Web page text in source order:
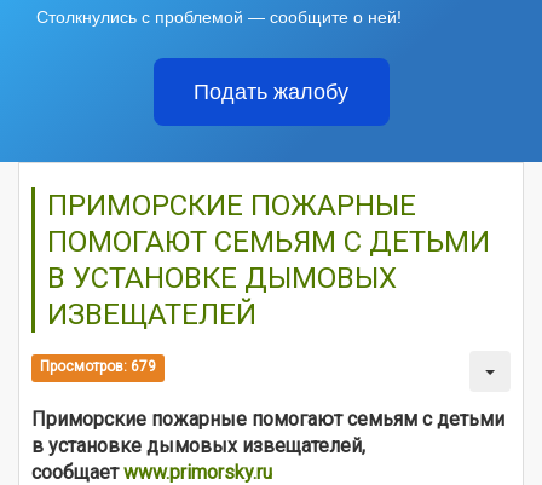
Столкнулись с проблемой — сообщите о ней!
Подать жалобу
ПРИМОРСКИЕ ПОЖАРНЫЕ
ПОМОГАЮТ СЕМЬЯМ С ДЕТЬМИ
В УСТАНОВКЕ ДЫМОВЫХ
ИЗВЕЩАТЕЛЕЙ
Просмотров: 679
Приморские пожарные помогают семьям с детьми
в установке дымовых извещателей,
сообщаетwww.primorsky.ru